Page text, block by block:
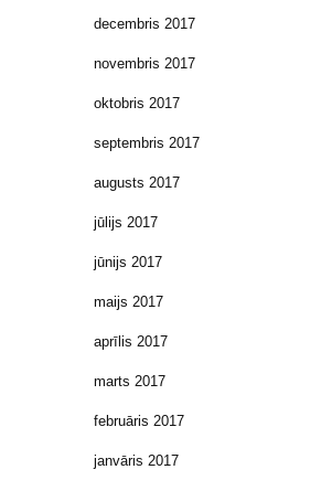
decembris 2017
novembris 2017
oktobris 2017
septembris 2017
augusts 2017
jūlijs 2017
jūnijs 2017
maijs 2017
aprīlis 2017
marts 2017
februāris 2017
janvāris 2017